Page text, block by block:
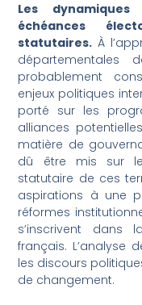
Les
échéances
statutaires. À
départementales
probablement
enjeux politiques
porté sur les
alliances
matière de
dû être mis sur
statutaire de ces
aspirations à une
réformes
s’inscrivent dans
français. L’analyse
les discours
de changement.